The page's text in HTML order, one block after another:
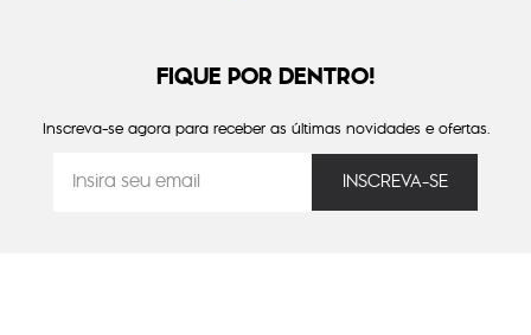
FIQUE POR DENTRO!
Inscreva-se agora para receber as últimas novidades e ofertas.